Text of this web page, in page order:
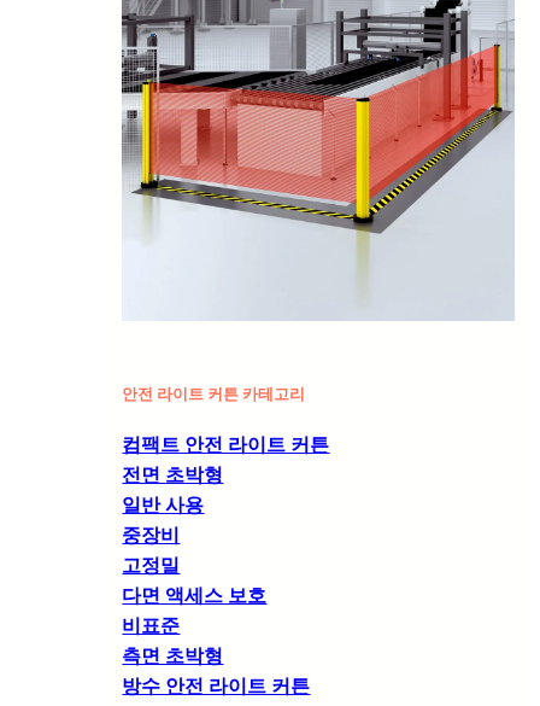
안전 라이트 커튼 카테고리
컴팩트 안전 라이트 커튼
전면 초박형
일반 사용
중장비
고정밀
다면 액세스 보호
비표준
측면 초박형
방수 안전 라이트 커튼